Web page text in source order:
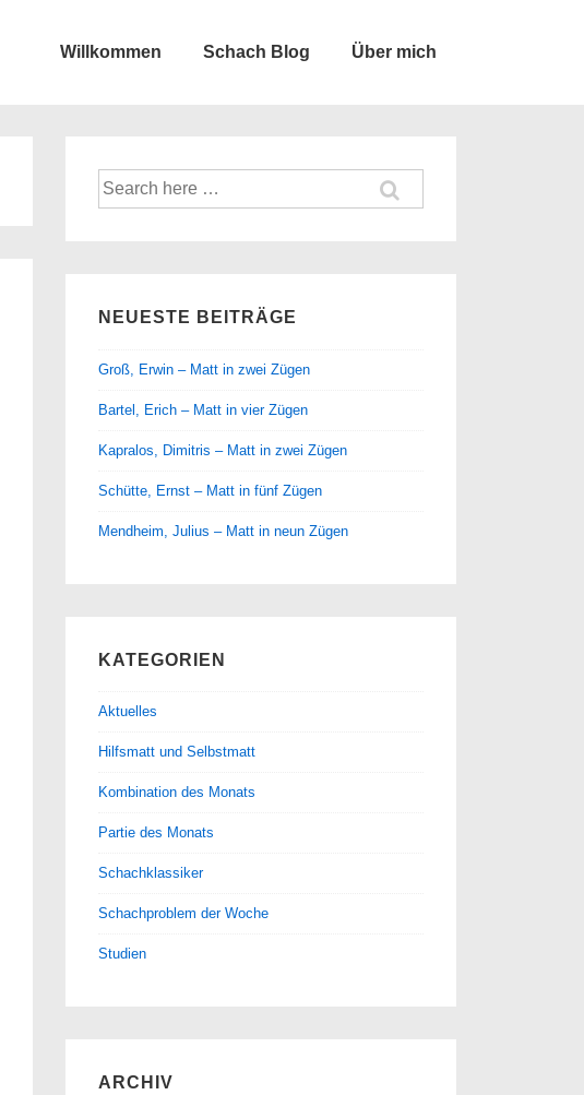
Willkommen Schach Blog Über mich
Suche
nach:
NEUESTE BEITRÄGE
Groß, Erwin – Matt in zwei Zügen
Bartel, Erich – Matt in vier Zügen
Kapralos, Dimitris – Matt in zwei Zügen
Schütte, Ernst – Matt in fünf Zügen
Mendheim, Julius – Matt in neun Zügen
KATEGORIEN
Aktuelles
Hilfsmatt und Selbstmatt
Kombination des Monats
Partie des Monats
Schachklassiker
Schachproblem der Woche
Studien
ARCHIV